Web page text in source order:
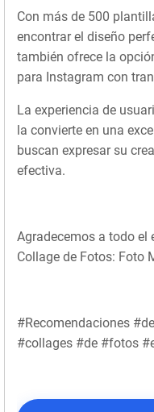
Con más de 500
encontrar el diseño
también ofrece la
para Instagram con
La experiencia de
la convierte en una
buscan expresar su
efectiva.
Agradecemos a todo el
Collage de Fotos: Foto
#Recomendaciones
#collages #de #fotos